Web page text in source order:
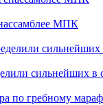
МПК
сильнейших в